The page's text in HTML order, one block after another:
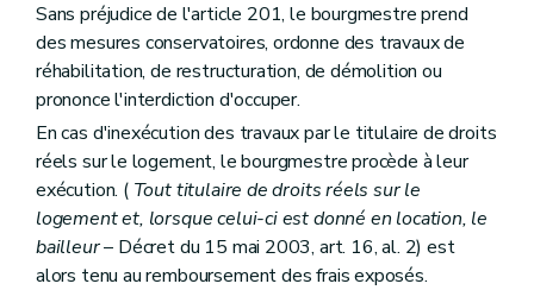
Sans préjudice de l'article 201, le bourgmestre prend
des mesures conservatoires, ordonne des travaux de
réhabilitation, de restructuration, de démolition ou
prononce l'interdiction d'occuper.
En cas d'inexécution des travaux par le titulaire de droits
réels sur le logement, le bourgmestre procède à leur
exécution. ( Tout titulaire de droits réels sur le
logement et, lorsque celui-ci est donné en location, le
bailleur– Décret du 15 mai 2003, art. 16, al. 2) est
alors tenu au remboursement des frais exposés.